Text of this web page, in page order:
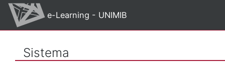
Vai al contenuto principale
e-Learning - UNIMIB
Sistema